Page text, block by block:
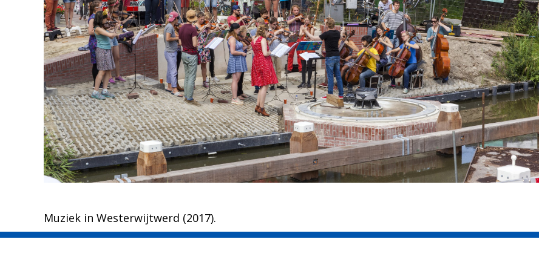
Muziek in Westerwijtwerd (2017).